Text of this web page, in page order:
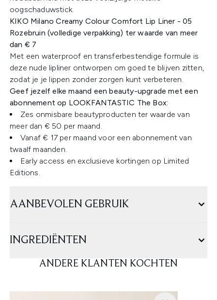
oogschaduwstick.​
KIKO Milano Creamy Colour Comfort Lip Liner - 05
Rozebruin (volledige verpakking) ter waarde van meer
dan € 7
Met een waterproof en transferbestendige formule is
deze nude lipliner ontworpen om goed te blijven zitten,
zodat je je lippen zonder zorgen kunt verbeteren.​
Geef jezelf elke maand een beauty-upgrade met een
abonnement op LOOKFANTASTIC The Box:
Zes onmisbare beautyproducten ter waarde van
meer dan € 50 per maand.
Vanaf € 17 per maand voor een abonnement van
twaalf maanden.
Early access en exclusieve kortingen op Limited
Editions.
AANBEVOLEN GEBRUIK
INGREDIËNTEN
ANDERE KLANTEN KOCHTEN